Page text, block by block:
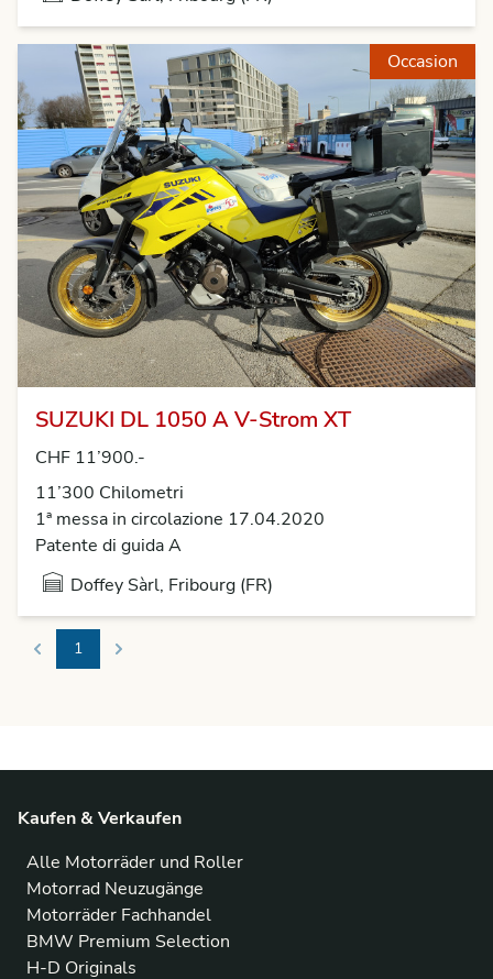
Occasion
SUZUKI DL 1050 A V-Strom XT
CHF 11’900.-
11’300 Chilometri
1ª messa in circolazione 17.04.2020
Patente di guida A
Doffey Sàrl, Fribourg (FR)
Previous
1 Next
Kaufen & Verkaufen
Alle Motorräder und Roller
Motorrad Neuzugänge
Motorräder Fachhandel
BMW Premium Selection
H-D Originals